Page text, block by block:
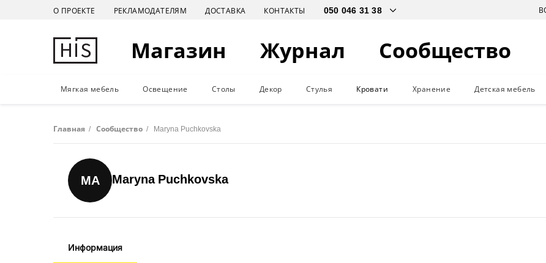
О ПРОЕКТЕ РЕКЛАМОДАТЕЛЯМ ДОСТАВКА КОНТАКТЫ
Магазин Журнал Сообщество
Мягкая мебель Освещение Столы Декор Стулья Кровати Хранение Детская мебель
Главная / Сообщество / Maryna Puchkovska
MA Maryna Puchkovska
Информация